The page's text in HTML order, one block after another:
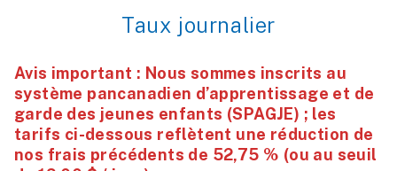
Taux journalier
Avis important : Nous sommes inscrits au
système pancanadien d’apprentissage et de
garde des jeunes enfants (SPAGJE) ; les
tarifs ci-dessous reflètent une réduction de
nos frais précédents de 52,75 % (ou au seuil